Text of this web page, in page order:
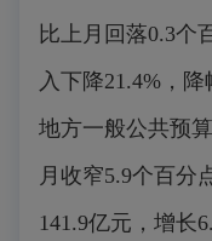
比上月回落0.3个
入下降21.4%，
地方一般公共预
月收窄5.9个百分
141.9亿元，增长